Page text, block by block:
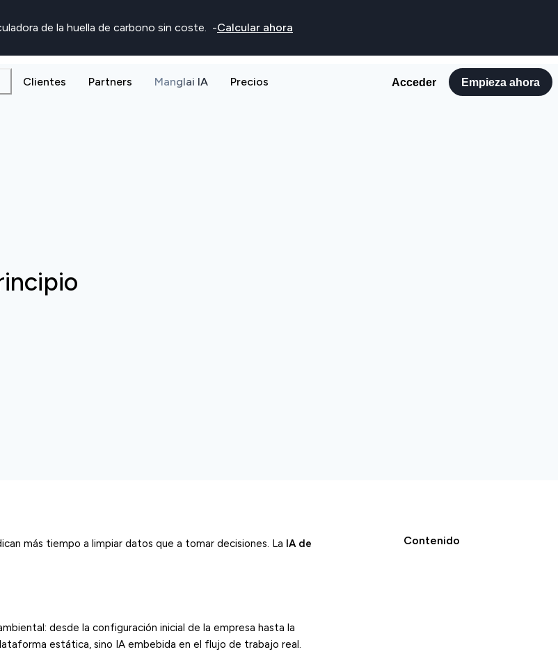
de la huella de carbono sin coste. -Calcular ahora
Clientes Partners Manglai IA Precios Acceder Empieza ahora
más tiempo a limpiar datos que a tomar decisiones. La IA de
desde la configuración inicial de la empresa hasta la
estática, sino IA embebida en el flujo de trabajo real.
Contenido